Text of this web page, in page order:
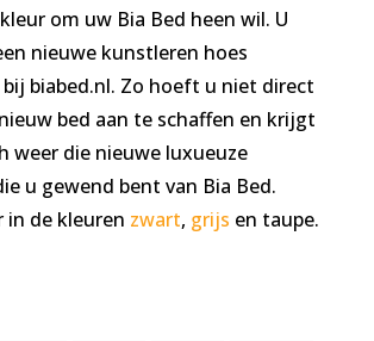
om uw Bia Bed heen wil. U
nieuwe kunstleren hoes
biabed.nl. Zo hoeft u niet direct
bed aan te schaffen en krijgt
weer die nieuwe luxueuze
u gewend bent van Bia Bed.
in de kleuren zwart, grijs en taupe.